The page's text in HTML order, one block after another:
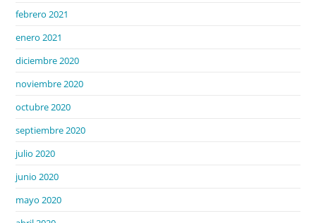
febrero 2021
enero 2021
diciembre 2020
noviembre 2020
octubre 2020
septiembre 2020
julio 2020
junio 2020
mayo 2020